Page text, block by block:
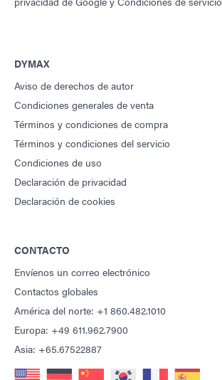
DYMAX
Aviso de derechos de autor
Condiciones generales de venta
Términos y condiciones de compra
Términos y condiciones del servicio
Condiciones de uso
Declaración de privacidad
Declaración de cookies
CONTACTO
Envíenos un correo electrónico
Contactos globales
América del norte: +1 860.482.1010
Europa: +49 611.962.7900
Asia: +65.67522887